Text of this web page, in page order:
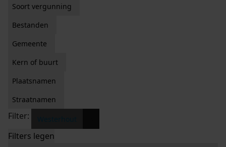
Soort vergunning
Bestanden
Gemeente
Kern of buurt
Plaatsnamen
Straatnamen
Filter:
Filters legen